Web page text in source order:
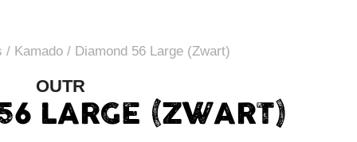
/ Kamado/ Diamond 56 Large (Zwart)
OUTR
LARGE (ZWART)